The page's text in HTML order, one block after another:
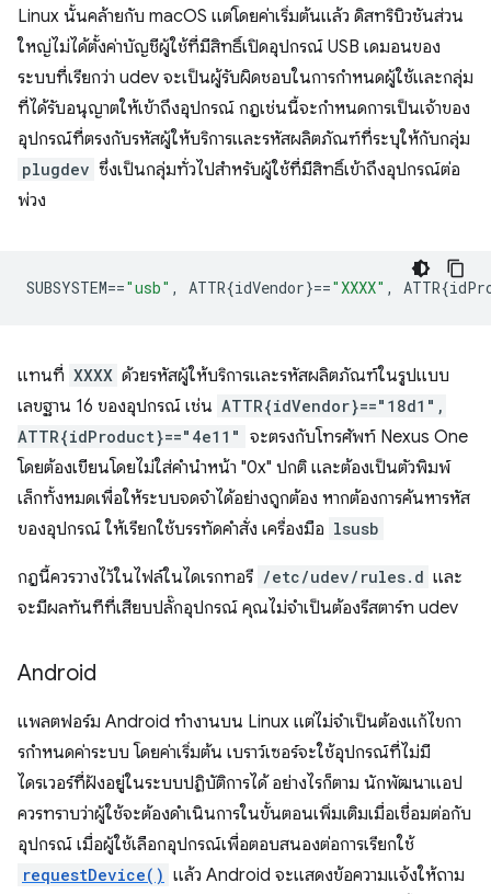
Linux นั้นคล้ายกับ macOS แต่โดยค่าเริ่มต้นแล้ว ดิสทริบิวชันส่วน
ใหญ่ไม่ได้ตั้งค่าบัญชีผู้ใช้ที่มีสิทธิ์เปิดอุปกรณ์ USB เดมอนของ
ระบบที่เรียกว่า udev จะเป็นผู้รับผิดชอบในการกำหนดผู้ใช้และกลุ่ม
ที่ได้รับอนุญาตให้เข้าถึงอุปกรณ์ กฎเช่นนี้จะกำหนดการเป็นเจ้าของ
อุปกรณ์ที่ตรงกับรหัสผู้ให้บริการและรหัสผลิตภัณฑ์ที่ระบุให้กับกลุ่ม
plugdev ซึ่งเป็นกลุ่มทั่วไปสำหรับผู้ใช้ที่มีสิทธิ์เข้าถึงอุปกรณ์ต่อ
พ่วง
SUBSYSTEM=="usb" , ATTR{idVendor}=="XXXX" ,
แทนที่ XXXX ด้วยรหัสผู้ให้บริการและรหัสผลิตภัณฑ์ในรูปแบบ
เลขฐาน 16 ของอุปกรณ์ เช่น ATTR{idVendor}=="18d1",
ATTR{idProduct}=="4e11" จะตรงกับโทรศัพท์ Nexus One
โดยต้องเขียนโดยไม่ใส่คำนำหน้า "0x" ปกติ และต้องเป็นตัวพิมพ์
เล็กทั้งหมดเพื่อให้ระบบจดจำได้อย่างถูกต้อง หากต้องการค้นหารหัส
ของอุปกรณ์ ให้เรียกใช้บรรทัดคำสั่ง เครื่องมือ lsusb
กฎนี้ควรวางไว้ในไฟล์ในไดเรกทอรี /etc/udev/rules.d และ
จะมีผลทันทีที่เสียบปลั๊กอุปกรณ์ คุณไม่จำเป็นต้องรีสตาร์ท udev
Android
แพลตฟอร์ม Android ทำงานบน Linux แต่ไม่จำเป็นต้องแก้ไขกา
รกําหนดค่าระบบ โดยค่าเริ่มต้น เบราว์เซอร์จะใช้อุปกรณ์ที่ไม่มี
ไดรเวอร์ที่ฝังอยู่ในระบบปฏิบัติการได้ อย่างไรก็ตาม นักพัฒนาแอป
ควรทราบว่าผู้ใช้จะต้องดำเนินการในขั้นตอนเพิ่มเติมเมื่อเชื่อมต่อกับ
อุปกรณ์ เมื่อผู้ใช้เลือกอุปกรณ์เพื่อตอบสนองต่อการเรียกใช้
requestDevice() แล้ว Android จะแสดงข้อความแจ้งให้ถาม